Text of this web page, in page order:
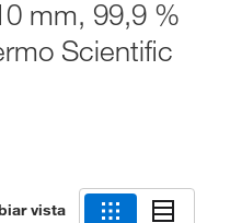
mm, 99,9 %
Scientific
vista